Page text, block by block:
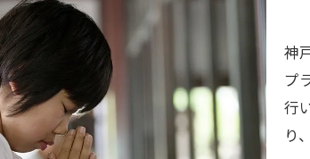
神
プ
行
り